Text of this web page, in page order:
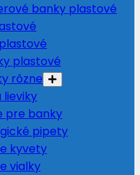
banky plastové
plastové
rôzne
lieviky
pre banky
pipety
kyvety
vialky